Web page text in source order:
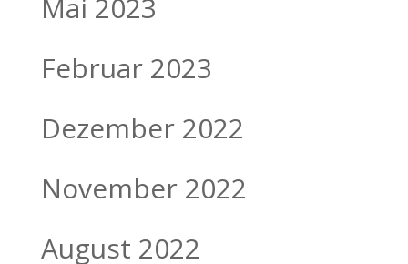
Februar 2023
Dezember 2022
November 2022
August 2022